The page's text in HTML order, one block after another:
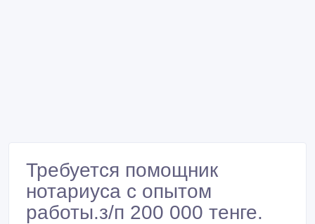
Требуется помощник
нотариуса с опытом
работы.з/п 200 000 тенге.